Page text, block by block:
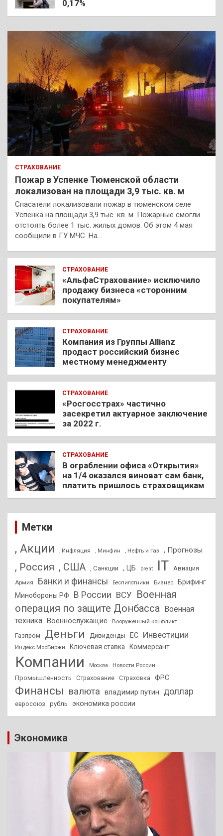
0,17%
СТРАХОВАНИЕ
Пожар в Успенке Тюменской области
локализован на площади 3,9 тыс. кв. м
Спасатели локализовали пожар в тюменском селе
Успенка на площади 3,9 тыс. кв. м. Пожарные смогли
отстоять более 1 тыс. жилых домов. Об этом 4 мая
сообщили в ГУ МЧС. На…
СТРАХОВАНИЕ
«АльфаСтрахование» исключило
продажу бизнеса «сторонним
покупателям»
СТРАХОВАНИЕ
Компания из Группы Allianz
продаст российский бизнес
местному менеджменту
СТРАХОВАНИЕ
«Росгосстрах» частично
засекретил актуарное заключение
за 2022 г.
СТРАХОВАНИЕ
В ограблении офиса «Открытия»
на 1/4 оказался виноват сам банк,
платить пришлось страховщикам
Метки
, Акции , Инфляция , Минфин , Нефть и газ , Прогнозы
, Россия , США , Санкции , ЦБ brent IT Авиация
Армия Банки и финансы Беспилотники Бизнес
Брифинг
Минобороны РФ
В России ВСУ Военная
операция по защите Донбасса Военная
техника Военнослужащие Вооруженный конфликт
Газпром Деньги Дивиденды ЕС Инвестиции
Индекс МосБиржи Ключевая ставка Коммерсант
Компании Москва Новости России
Промышленность Страхование Страховка ФРС
Финансы валюта владимир путин доллар
евросоюз рубль экономика россии
Экономика